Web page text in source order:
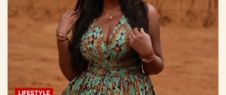
LIFESTYLE